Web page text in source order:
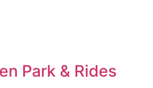
Park & Rides